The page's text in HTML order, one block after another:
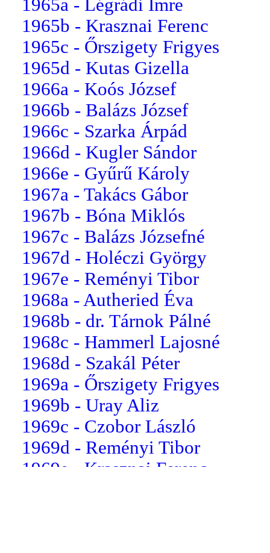
1965a - Légrádi Imre
1965b - Krasznai Ferenc
1965c - Őrszigety Frigyes
1965d - Kutas Gizella
1966a - Koós József
1966b - Balázs József
1966c - Szarka Árpád
1966d - Kugler Sándor
1966e - Gyűrű Károly
1967a - Takács Gábor
1967b - Bóna Miklós
1967c - Balázs Józsefné
1967d - Holéczi György
1967e - Reményi Tibor
1968a - Autheried Éva
1968b - dr. Tárnok Pálné
1968c - Hammerl Lajosné
1968d - Szakál Péter
1969a - Őrszigety Frigyes
1969b - Uray Aliz
1969c - Czobor László
1969d - Reményi Tibor
1969e - Krasznai Ferenc